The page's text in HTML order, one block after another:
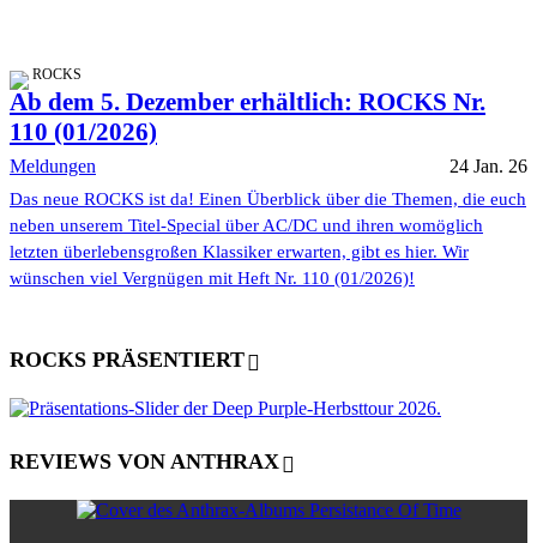
ROCKS
Ab dem 5. Dezember erhältlich: ROCKS Nr.
110 (01/2026)
Meldungen 24 Jan. 26
Das neue ROCKS ist da! Einen Überblick über die Themen, die euch
neben unserem Titel-Special über AC/DC und ihren womöglich
letzten überlebensgroßen Klassiker erwarten, gibt es hier. Wir
wünschen viel Vergnügen mit Heft Nr. 110 (01/2026)!
ROCKS PRÄSENTIERT
REVIEWS VON ANTHRAX